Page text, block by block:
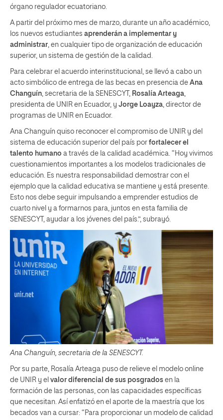
órgano regulador ecuatoriano.
A partir del próximo mes de marzo, durante un año académico,
los nuevos estudiantes aprenderán a implementar y
administrar , en cualquier tipo de organización de educación
superior, un sistema de gestión de la calidad.
Para celebrar el acuerdo interinstitucional, se llevó a cabo un
acto simbólico de entrega de las becas en presencia de Ana
Changuín , secretaria de la SENESCYT, Rosalía Arteaga
presidenta de UNIR en Ecuador, y Jorge Loayza , director de
programas de UNIR en Ecuador.
Ana Changuín quiso reconocer el compromiso de UNIR y del
sistema de educación superior del país por fortalecer el
talento humano a través de la calidad académica. “Hoy vivimos
cuestionamientos importantes a los modelos tradicionales de
educación. Es nuestra responsabilidad demostrar con el
ejemplo que la calidad educativa se mantiene y está presente.
Esto nos debe seguir impulsando a emprender estudios de
cuarto nivel y a formarnos para, juntos en esta familia de
SENESCYT, ayudar a los jóvenes del país.”, subrayó.
Ana Changuín, secretaria de la SENESCYT.
Por su parte, Rosalía Arteaga puso de relieve el modelo online
de UNIR y el valor diferencial de sus posgrados en la
formación de las personas, con las capacidades específicas
que necesitan. Así enfatizó en el aporte de la maestría que los
becados van a cursar: “Para proporcionar un modelo de calidad